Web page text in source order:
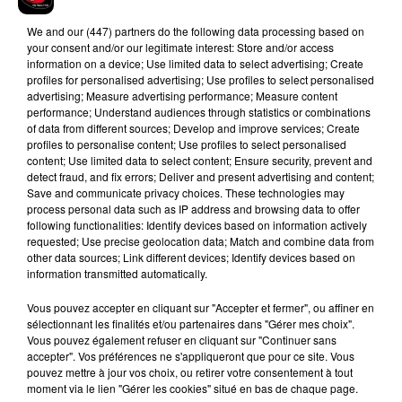
Afficher l'élément
Hip-Hop News
6 août 2026
Franglish et Keblack dévoilent une
session live surprise
5 août 2026
Après le film, bientôt une docu-série sur
le père de Michael Jackson
We and our (447) partnersdo the following data processing based on
your consent and/or our legitimate interest: Store and/or access
information on a device; Use limited data to select advertising; Create
profiles for personalised advertising; Use profiles to select personalised
advertising; Measure advertising performance; Measure content
performance; Understand audiences through statistics or combinations
of data from different sources; Develop and improve services; Create
profiles to personalise content; Use profiles to select personalised
content; Use limited data to select content; Ensure security, prevent and
detect fraud, and fix errors; Deliver and present advertising and content;
Save and communicate privacy choices. These technologies may
process personal data such as IP address and browsing data to offer
following functionalities: Identify devices based on information actively
requested; Use precise geolocation data; Match and combine data from
other data sources; Link different devices; Identify devices based on
information transmitted automatically.
Vous pouvez accepter en cliquant sur "Accepter et fermer", ou affiner en
sélectionnant les finalités et/ou partenaires dans "Gérer mes choix".
Vous pouvez également refuser en cliquant sur "Continuer sans
accepter". Vos préférences ne s'appliqueront que pour ce site. Vous
pouvez mettre à jour vos choix, ou retirer votre consentement à tout
moment via le lien "Gérer les cookies" situé en bas de chaque page.